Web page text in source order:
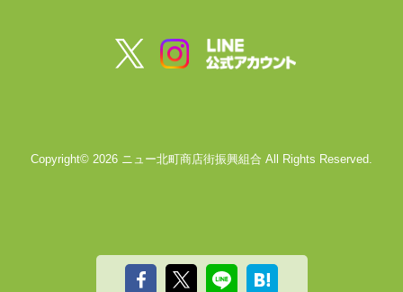
Copyright© 2026 ニュー北町商店街振興組合 All Rights Reserved.